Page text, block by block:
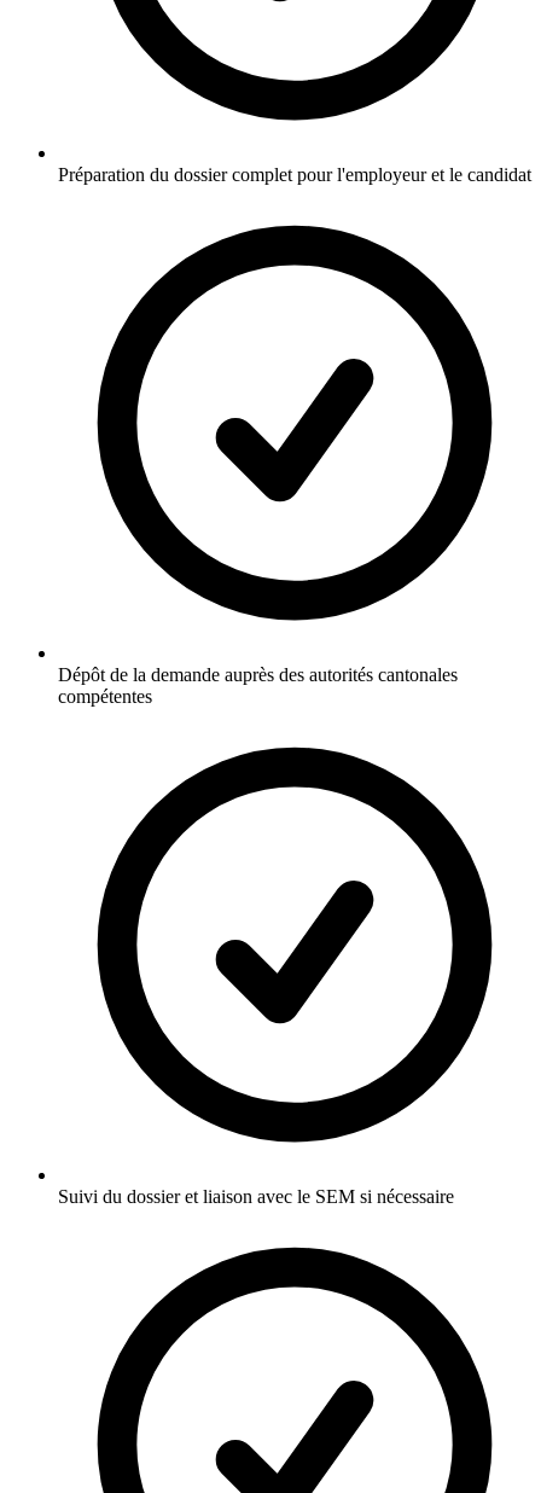
Préparation du dossier complet pour l'employeur et le candidat
Dépôt de la demande auprès des autorités cantonales
compétentes
Suivi du dossier et liaison avec le SEM si nécessaire